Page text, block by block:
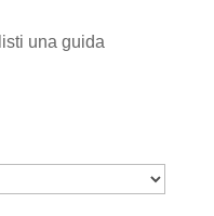
una guida